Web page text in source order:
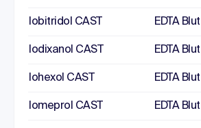
Iobitridol CAST EDTA Blut
Iodixanol CAST EDTA Blut
Iohexol CAST EDTA Blut
Iomeprol CAST EDTA Blut